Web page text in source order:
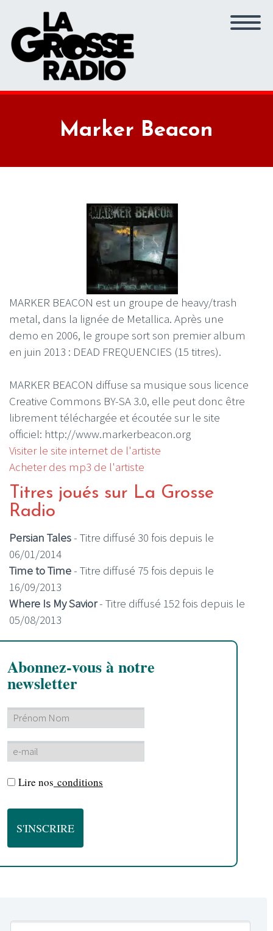
Marker Beacon
MARKER BEACON est un groupe de heavy/trash
metal, dans la lignée de Metallica. Après une
demo en 2006, le groupe sort son premier album
en juin 2013 : DEAD FREQUENCIES (15 titres).
MARKER BEACON diffuse sa musique sous licence
Creative Commons BY-SA 3.0, elle peut donc être
librement téléchargée et écoutée sur le site
officiel: http://www.markerbeacon.org
Visiter le site internet de l'artiste
Acheter des mp3 de l'artiste
Titres joués sur La Grosse
Radio
Persian Tales- Titre diffusé 30 fois depuis le
06/01/2014
Time to Time- Titre diffusé 75 fois depuis le
16/09/2013
Where Is My Savior- Titre diffusé 152 fois depuis le
05/08/2013
Abonnez-vous à notre
newsletter
Lire nos conditions